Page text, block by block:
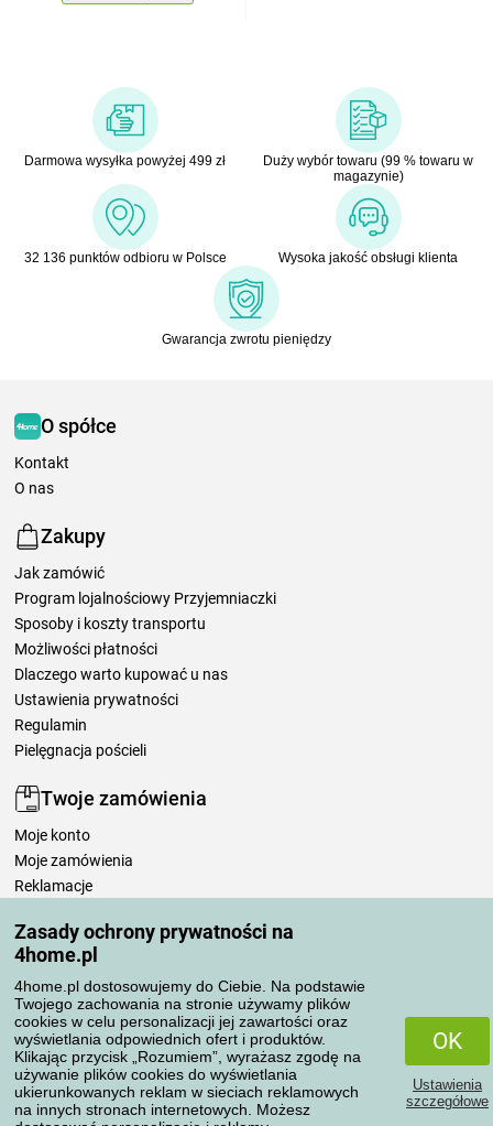
Zasady ochrony prywatności na
4home.pl
4home.pl dostosowujemy do Ciebie. Na podstawie
Twojego zachowania na stronie używamy plików
cookies w celu personalizacji jej zawartości oraz
wyświetlania odpowiednich ofert i produktów.
Klikając przycisk „Rozumiem”, wyrażasz zgodę na
używanie plików cookies do wyświetlania
ukierunkowanych reklam w sieciach reklamowych
na innych stronach internetowych. Możesz
OK
Ustawienia
szczegółowe
Darmowa wysyłka powyżej 499 zł
Duży wybór towaru (99 % towaru w
magazynie)
32 136 punktów odbioru w Polsce Wysoka jakość obsługi klienta
Gwarancja zwrotu pieniędzy
O spółce
Kontakt
O nas
Zakupy
Jak zamówić
Program lojalnościowy Przyjemniaczki
Sposoby i koszty transportu
Możliwości płatności
Dlaczego warto kupować u nas
Ustawienia prywatności
Regulamin
Pielęgnacja pościeli
Twoje zamówienia
Moje konto
Moje zamówienia
Reklamacje
Zasady przetwarzania recenzji
Sposoby transportu
Metody płatności